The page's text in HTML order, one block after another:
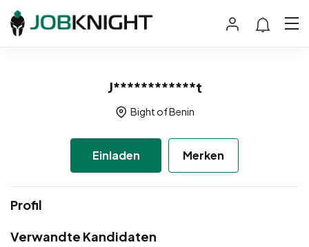
J************t
Bight of Benin
Einladen Merken
Profil
Verwandte Kandidaten